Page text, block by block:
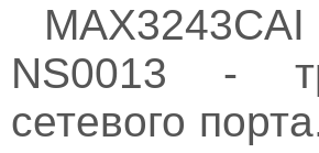
NS0013 -
сетевого